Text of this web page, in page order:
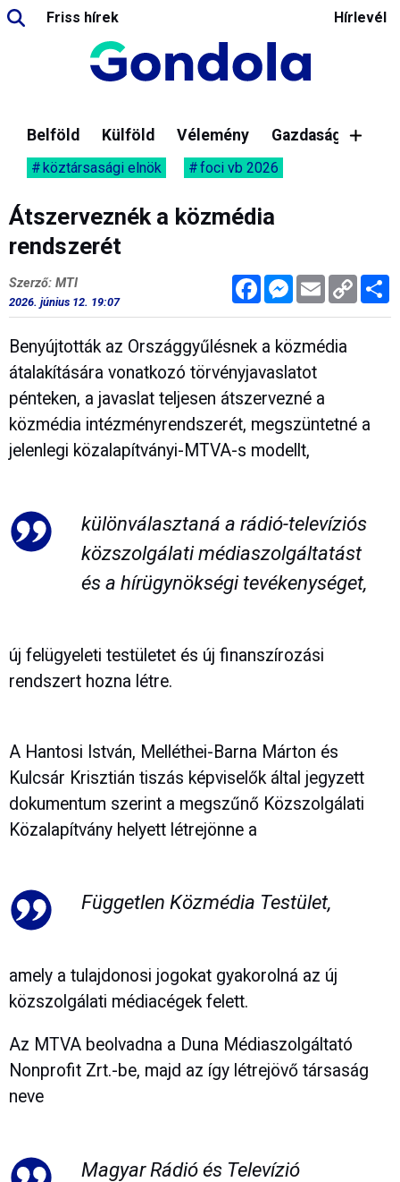
Friss hírek Hírlevél
Belföld Külföld Vélemény Gazdaság
köztársasági elnök foci vb 2026
Átszerveznék a közmédia
rendszerét
FacebookMessenger
Email Copy
Link
Szerző: MTI
2026. június 12. 19:07
Benyújtották az Országgyűlésnek a közmédia
átalakítására vonatkozó törvényjavaslatot
pénteken, a javaslat teljesen átszervezné a
közmédia intézményrendszerét, megszüntetné a
jelenlegi közalapítványi-MTVA-s modellt,
különválasztaná a rádió-televíziós
közszolgálati médiaszolgáltatást
és a hírügynökségi tevékenységet,
új felügyeleti testületet és új finanszírozási
rendszert hozna létre.
A Hantosi István, Melléthei-Barna Márton és
Kulcsár Krisztián tiszás képviselők által jegyzett
dokumentum szerint a megszűnő Közszolgálati
Közalapítvány helyett létrejönne a
Független Közmédia Testület,
amely a tulajdonosi jogokat gyakorolná az új
közszolgálati médiacégek felett.
Az MTVA beolvadna a Duna Médiaszolgáltató
Nonprofit Zrt.-be, majd az így létrejövő társaság
neve
Magyar Rádió és Televízió